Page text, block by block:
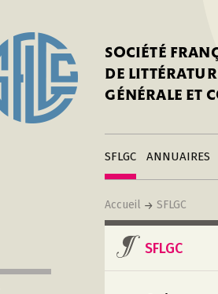
SOCIÉTÉ
DE
GÉNÉRALE ET
SFLGC
Adhérer à la
Publier sur ce
LiensANNUAIRES
Créer
annuaire
Modifier
annuaire
Créer
Accueil SFLGC
SFLGC